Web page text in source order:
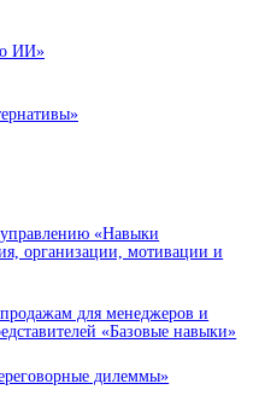
ИИ»
«Навыки
организации, мотивации и
для менеджеров и
«Базовые навыки»
дилеммы»